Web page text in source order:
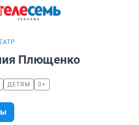
Плющенко
ДЕТЯМ 0+